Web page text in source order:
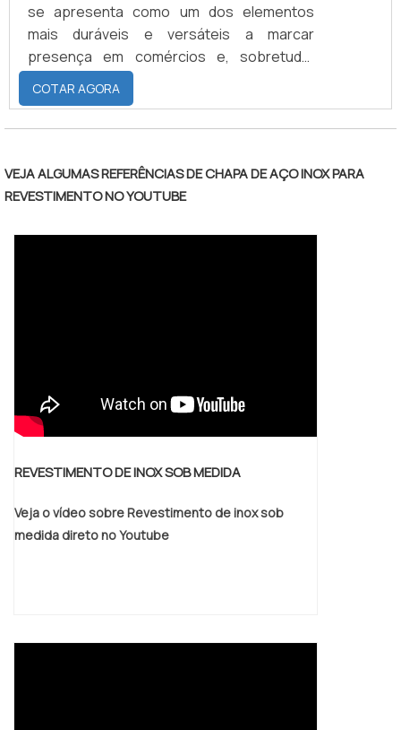
se apresenta como um dos elementos
mais duráveis e versáteis a marcar
presença em comércios e, sobretudo,
indústrias.Independentemente de sua
dimensão, a estante de aço inox é
caracterizada por não permitir a instalação
origem estranha em sua superfície,
fazendo com que seu uso também possa
clínicas, consultórios médicos e demai.
COTAR AGORA
VEJA ALGUMAS REFERÊNCIAS DE CHAPA DE AÇO INOX PARA
REVESTIMENTO NO YOUTUBE
REVESTIMENTO DE INOX SOB MEDIDA
Veja o vídeo sobre Revestimento de inox sob
medida direto no Youtube